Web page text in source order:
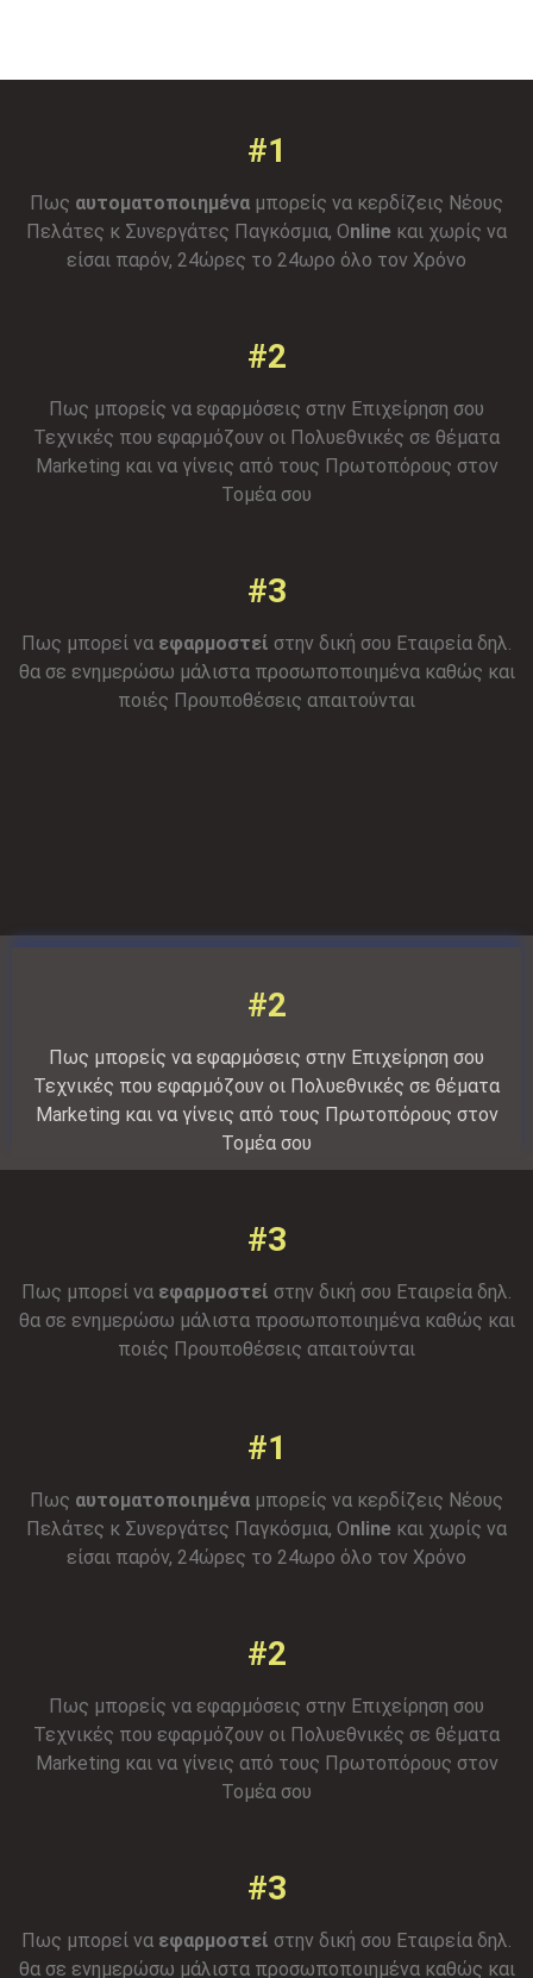
#1
Πως αυτοματοποιημένα μπορείς να κερδίζεις Νέους
Πελάτες κ Συνεργάτες Παγκόσμια, Online και χωρίς να
είσαι παρόν, 24ώρες το 24ωρο όλο τον Χρόνο
#2
Πως μπορείς να εφαρμόσεις στην Επιχείρηση σου
Τεχνικές που εφαρμόζουν οι Πολυεθνικές σε θέματα
Marketing και να γίνεις από τους Πρωτοπόρους στον
Τομέα σου
#3
Πως μπορεί να εφαρμοστεί στην δική σου Εταιρεία δηλ.
θα σε ενημερώσω μάλιστα προσωποποιημένα καθώς και
ποιές Προυποθέσεις απαιτούνται
#2
Πως μπορείς να εφαρμόσεις στην Επιχείρηση σου
Τεχνικές που εφαρμόζουν οι Πολυεθνικές σε θέματα
Marketing και να γίνεις από τους Πρωτοπόρους στον
Τομέα σου
#3
Πως μπορεί να εφαρμοστεί στην δική σου Εταιρεία δηλ.
θα σε ενημερώσω μάλιστα προσωποποιημένα καθώς και
ποιές Προυποθέσεις απαιτούνται
#1
Πως αυτοματοποιημένα μπορείς να κερδίζεις Νέους
Πελάτες κ Συνεργάτες Παγκόσμια, Online και χωρίς να
είσαι παρόν, 24ώρες το 24ωρο όλο τον Χρόνο
#2
Πως μπορείς να εφαρμόσεις στην Επιχείρηση σου
Τεχνικές που εφαρμόζουν οι Πολυεθνικές σε θέματα
Marketing και να γίνεις από τους Πρωτοπόρους στον
Τομέα σου
#3
Πως μπορεί να εφαρμοστεί στην δική σου Εταιρεία δηλ.
θα σε ενημερώσω μάλιστα προσωποποιημένα καθώς και